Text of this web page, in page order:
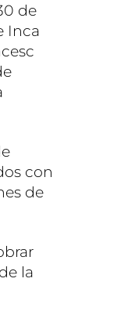
de
Inca
con
de
la